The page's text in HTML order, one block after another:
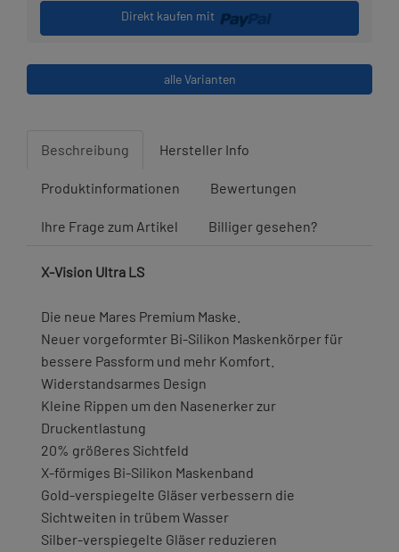
Direkt kaufen mit
alle Varianten
Beschreibung Hersteller Info
Produktinformationen Bewertungen
Ihre Frage zum Artikel Billiger gesehen?
X-Vision Ultra LS
Die neue Mares Premium Maske.
Neuer vorgeformter Bi-Silikon Maskenkörper für
bessere Passform und mehr Komfort.
Widerstandsarmes Design
Kleine Rippen um den Nasenerker zur
Druckentlastung
20% größeres Sichtfeld
X-förmiges Bi-Silikon Maskenband
Gold-verspiegelte Gläser verbessern die
Sichtweiten in trübem Wasser
Silber-verspiegelte Gläser reduzieren